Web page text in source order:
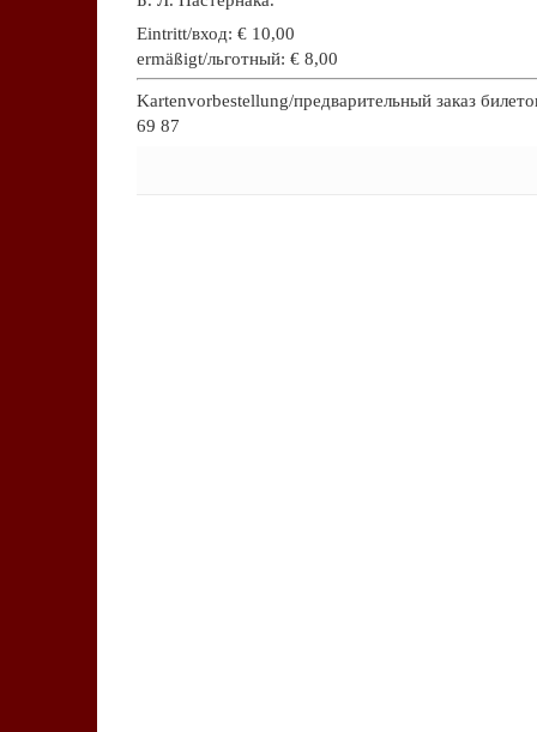
Eintritt/вход: € 10,00
ermäßigt/льготный: € 8,00
Kartenvorbestellung/предварительный заказ
69 87